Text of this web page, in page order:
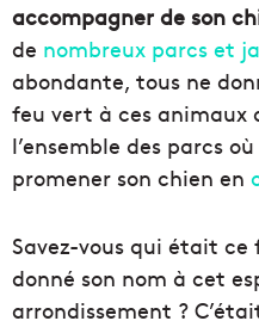
accompagner de son
de nombreux parcs et
abondante, tous ne
feu vert à ces animaux
l’ensemble des parcs
promener son chien en
Savez-vous qui était
donné son nom à cet
arrondissement ?